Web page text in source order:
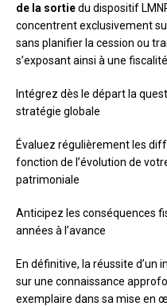
de la sortiedu dispositif
concentrent exclusivement
sans planifier la cession ou
s’exposant ainsi à une
Intégrez dès le départ la
stratégie globale
Évaluez régulièrement les
fonction de l’évolution de
patrimoniale
Anticipez les conséquences
années à l’avance
En définitive, la réussite d’un
sur une connaissance
exemplaire dans sa mise en